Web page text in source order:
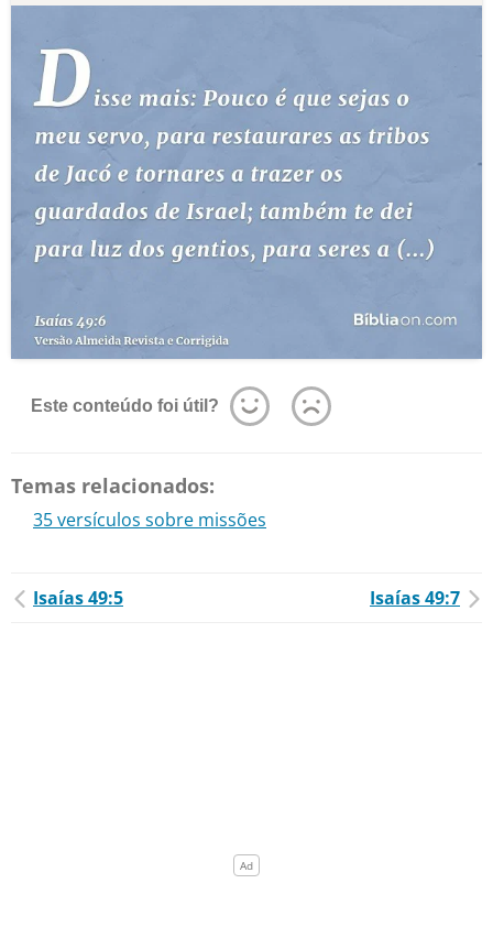
Este conteúdo foi útil?
Temas relacionados:
35 versículos sobre missões
Isaías 49:5 Isaías 49:7